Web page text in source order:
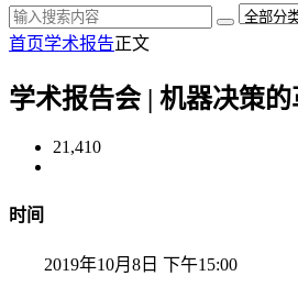
首页学术报告正文
学术报告会 | 机器决策的
21,410
时间
2019年10月8日 下午15:00